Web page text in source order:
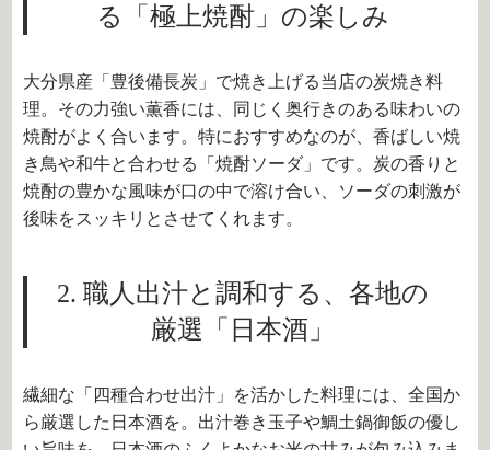
る「極上焼酎」の楽しみ
大分県産「豊後備長炭」で焼き上げる当店の炭焼き料
理。その力強い薫香には、同じく奥行きのある味わいの
焼酎がよく合います。特におすすめなのが、香ばしい焼
き鳥や和牛と合わせる「焼酎ソーダ」です。炭の香りと
焼酎の豊かな風味が口の中で溶け合い、ソーダの刺激が
後味をスッキリとさせてくれます。
2. 職人出汁と調和する、各地の
厳選「日本酒」
繊細な「四種合わせ出汁」を活かした料理には、全国か
ら厳選した日本酒を。出汁巻き玉子や鯛土鍋御飯の優し